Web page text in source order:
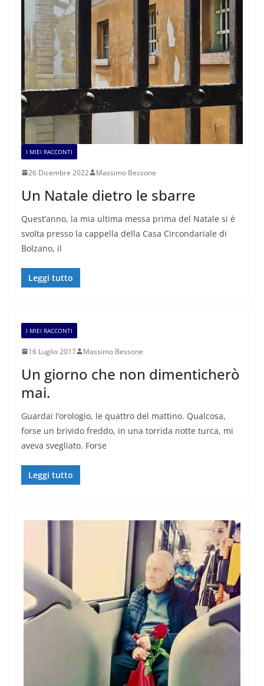
I MIEI RACCONTI
26 Dicembre 2022 Massimo Bessone
Un Natale dietro le sbarre
Quest’anno, la mia ultima messa prima del Natale si è
svolta presso la cappella della Casa Circondariale di
Bolzano, il
Leggi tutto
I MIEI RACCONTI
16 Luglio 2017 Massimo Bessone
Un giorno che non dimenticherò
mai.
Guardai l’orologio, le quattro del mattino. Qualcosa,
forse un brivido freddo, in una torrida notte turca, mi
aveva svegliato. Forse
Leggi tutto